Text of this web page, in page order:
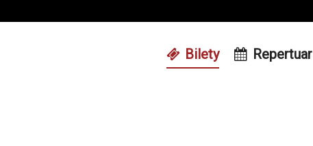
Bilety Repertuar